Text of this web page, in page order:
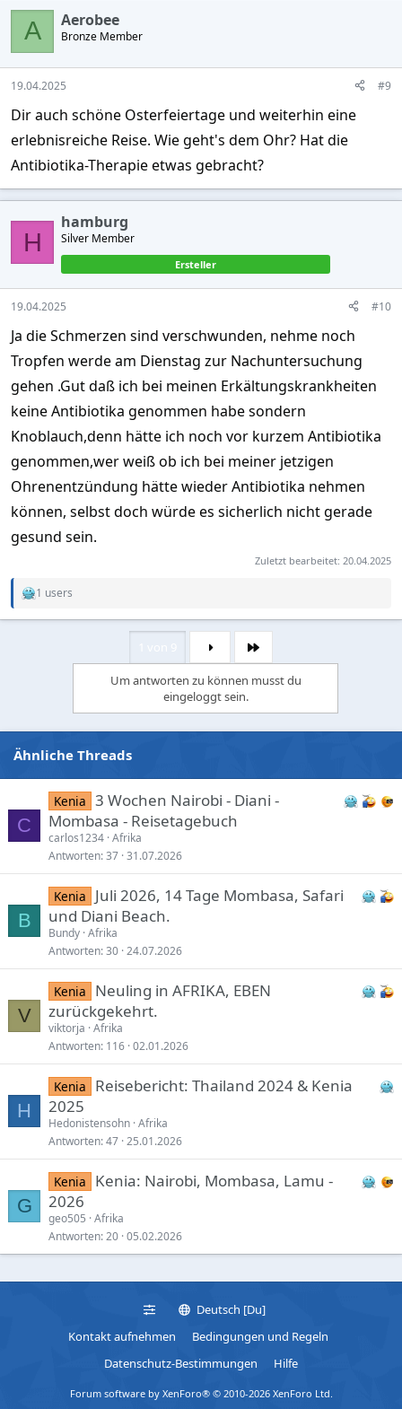
c
o
n
s
:
A Aerobee
Bronze Member
19.04.2025 #9
Dir auch schöne Osterfeiertage und weiterhin eine
erlebnisreiche Reise. Wie geht's dem Ohr? Hat die
Antibiotika-Therapie etwas gebracht?
H
hamburg
Silver Member
Ersteller
19.04.2025 #10
Ja die Schmerzen sind verschwunden, nehme noch
Tropfen werde am Dienstag zur Nachuntersuchung
gehen .Gut daß ich bei meinen Erkältungskrankheiten
keine Antibiotika genommen habe sondern
Knoblauch,denn hätte ich noch vor kurzem Antibiotika
genommen,wer weiß ob ich bei meiner jetzigen
Ohrenentzündung hätte wieder Antibiotika nehmen
können, selbst doch würde es sicherlich nicht gerade
gesund sein.
Zuletzt bearbeitet: 20.04.2025
R
:
1 users
Letzte
Um antworten zu können musst du
eingeloggt sein.
Ähnliche Threads
C
Kenia 3 Wochen Nairobi - Diani -
Mombasa - Reisetagebuch
carlos1234 Afrika
Antworten 37 31.07.2026
B
Kenia
Juli 2026, 14 Tage Mombasa, Safari
und Diani Beach.
Bundy Afrika
Antworten 30 24.07.2026
V
Kenia
Neuling in AFRIKA, EBEN
zurückgekehrt.
viktorja Afrika
Antworten 116 02.01.2026
H
Kenia
Reisebericht: Thailand 2024 & Kenia
2025
Hedonistensohn Afrika
Antworten 47 25.01.2026
G
Kenia
Kenia: Nairobi, Mombasa, Lamu -
2026
geo505 Afrika
Antworten 20 05.02.2026
Deutsch [Du]
Kontakt aufnehmen
Bedingungen und Regeln
Datenschutz-Bestimmungen
Hilfe
Forum software by XenForo® © 2010-2026 XenForo Ltd.